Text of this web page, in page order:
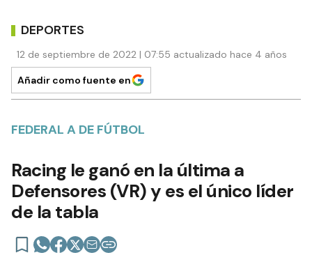
DEPORTES
12 de septiembre de 2022 | 07:55 actualizado hace 4 años
Añadir como fuente en
FEDERAL A DE FÚTBOL
Racing le ganó en la última a
Defensores (VR) y es el único líder
de la tabla